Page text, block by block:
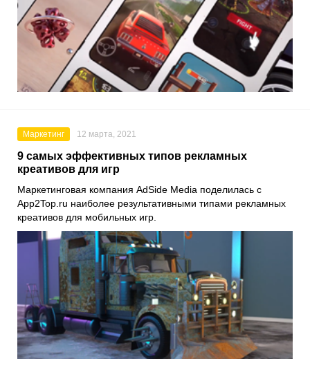
Маркетинг 12 марта, 2021
9 самых эффективных типов рекламных
креативов для игр
Маркетинговая компания AdSide Media поделилась с
App2Top.ru наиболее результативными типами рекламных
креативов для мобильных игр.